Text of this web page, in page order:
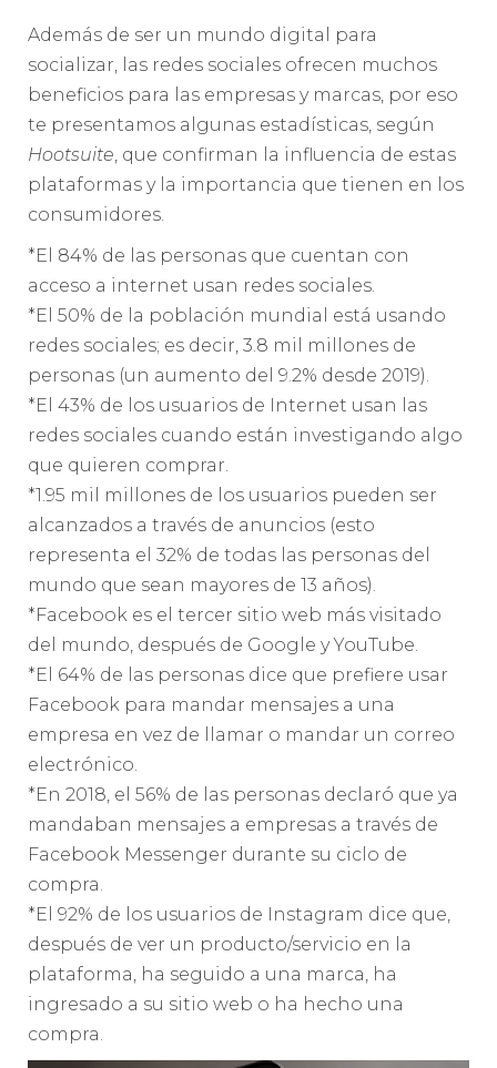
Además de ser un mundo digital para
socializar, las redes sociales ofrecen muchos
beneficios para las empresas y marcas, por eso
te presentamos algunas estadísticas, según
Hootsuite, que confirman la influencia de estas
plataformas y la importancia que tienen en los
consumidores.
*El 84% de las personas que cuentan con
acceso a internet usan redes sociales.
*El 50% de la población mundial está usando
redes sociales; es decir, 3.8 mil millones de
personas (un aumento del 9.2% desde 2019).
*El 43% de los usuarios de Internet usan las
redes sociales cuando están investigando algo
que quieren comprar.
*1.95 mil millones de los usuarios pueden ser
alcanzados a través de anuncios (esto
representa el 32% de todas las personas del
mundo que sean mayores de 13 años).
*Facebook es el tercer sitio web más visitado
del mundo, después de Google y YouTube.
*El 64% de las personas dice que prefiere usar
Facebook para mandar mensajes a una
empresa en vez de llamar o mandar un correo
electrónico.
*En 2018, el 56% de las personas declaró que ya
mandaban mensajes a empresas a través de
Facebook Messenger durante su ciclo de
compra.
*El 92% de los usuarios de Instagram dice que,
después de ver un producto/servicio en la
plataforma, ha seguido a una marca, ha
ingresado a su sitio web o ha hecho una
compra.